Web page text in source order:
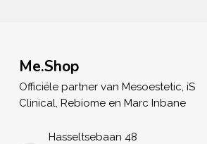
Me.Shop
Officiële partner van Mesoestetic, iS
Clinical, Rebiome en Marc Inbane
Hasseltsebaan 48